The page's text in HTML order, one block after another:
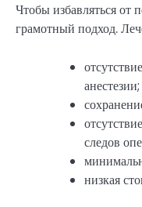
Чтобы избавляться от
грамотный подход.
анестезии;
следов
низкая